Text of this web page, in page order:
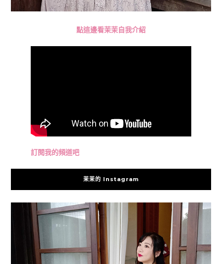
點這邊看茉茉自我介紹
訂閱我的頻道吧
茉茉的 Instagram